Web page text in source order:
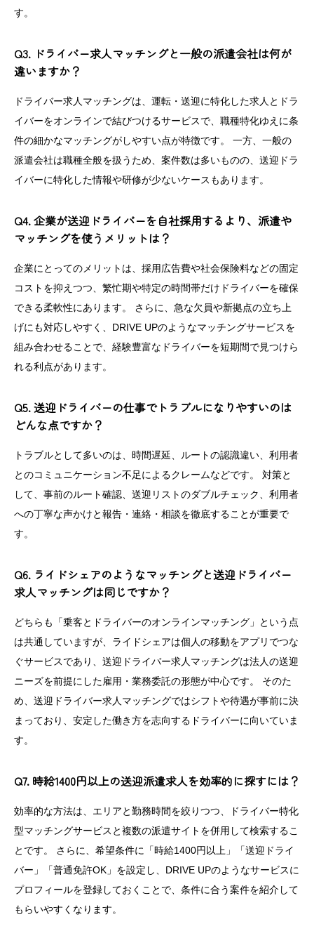
す。
Q3. ドライバー求人マッチングと一般の派遣会社は何が
違いますか？
ドライバー求人マッチングは、運転・送迎に特化した求人とドラ
イバーをオンラインで結びつけるサービスで、職種特化ゆえに条
件の細かなマッチングがしやすい点が特徴です。 一方、一般の
派遣会社は職種全般を扱うため、案件数は多いものの、送迎ドラ
イバーに特化した情報や研修が少ないケースもあります。
Q4. 企業が送迎ドライバーを自社採用するより、派遣や
マッチングを使うメリットは？
企業にとってのメリットは、採用広告費や社会保険料などの固定
コストを抑えつつ、繁忙期や特定の時間帯だけドライバーを確保
できる柔軟性にあります。 さらに、急な欠員や新拠点の立ち上
げにも対応しやすく、DRIVE UPのようなマッチングサービスを
組み合わせることで、経験豊富なドライバーを短期間で見つけら
れる利点があります。
Q5. 送迎ドライバーの仕事でトラブルになりやすいのは
どんな点ですか？
トラブルとして多いのは、時間遅延、ルートの認識違い、利用者
とのコミュニケーション不足によるクレームなどです。 対策と
して、事前のルート確認、送迎リストのダブルチェック、利用者
への丁寧な声かけと報告・連絡・相談を徹底することが重要で
す。
Q6. ライドシェアのようなマッチングと送迎ドライバー
求人マッチングは同じですか？
どちらも「乗客とドライバーのオンラインマッチング」という点
は共通していますが、ライドシェアは個人の移動をアプリでつな
ぐサービスであり、送迎ドライバー求人マッチングは法人の送迎
ニーズを前提にした雇用・業務委託の形態が中心です。 そのた
め、送迎ドライバー求人マッチングではシフトや待遇が事前に決
まっており、安定した働き方を志向するドライバーに向いていま
す。
Q7. 時給1400円以上の送迎派遣求人を効率的に探すには？
効率的な方法は、エリアと勤務時間を絞りつつ、ドライバー特化
型マッチングサービスと複数の派遣サイトを併用して検索するこ
とです。 さらに、希望条件に「時給1400円以上」「送迎ドライ
バー」「普通免許OK」を設定し、DRIVE UPのようなサービスに
プロフィールを登録しておくことで、条件に合う案件を紹介して
もらいやすくなります。